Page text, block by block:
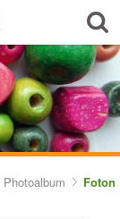
Photoalbum Foton